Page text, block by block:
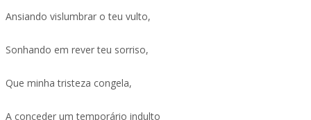
Ansiando vislumbrar o teu vulto,
Sonhando em rever teu sorriso,
Que minha tristeza congela,
A conceder um temporário indulto